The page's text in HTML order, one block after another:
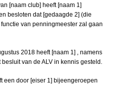
[naam club] heeft [naam 1]
besloten dat [gedaagde 2] (die
van penningmeester zal gaan
2018 heeft [naam 1] , namens
van de ALV in kennis gesteld.
een door [eiser 1] bijeengeroepen